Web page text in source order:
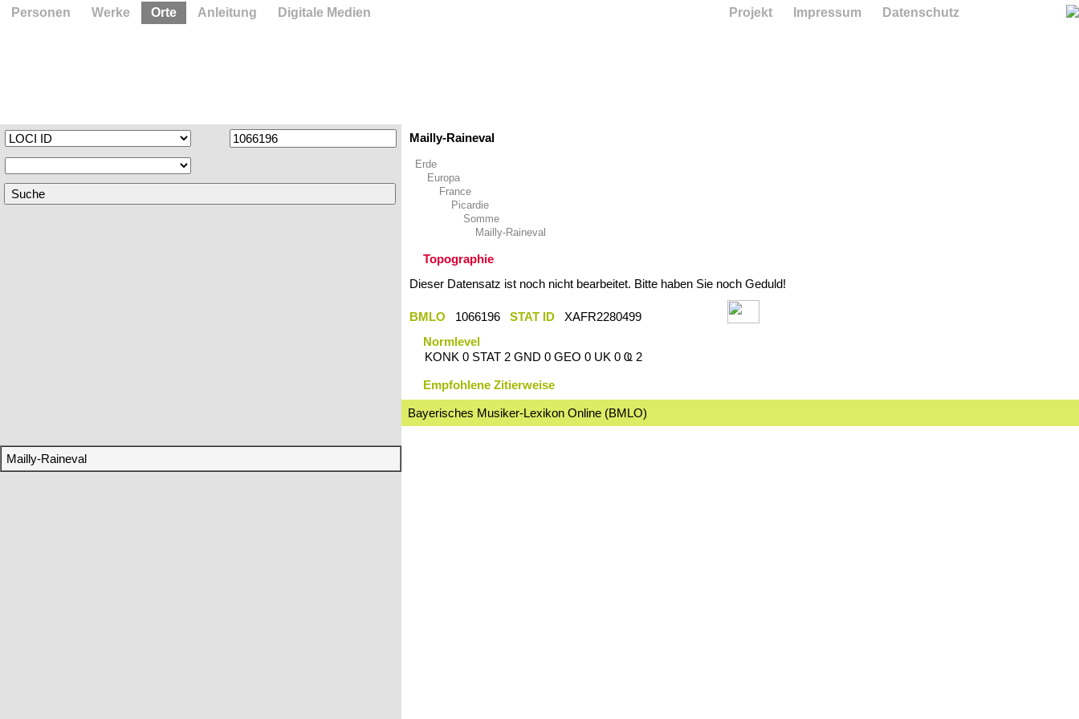
Mailly-Raineval
Mailly-Raineval
Erde
Europa
France
Picardie
Somme
Mailly-Raineval
Topographie
Dieser Datensatz ist noch nicht bearbeitet. Bitte haben Sie noch Geduld!
BMLO 1066196 STAT ID
XAFR2280499
Normlevel
KONK 0 STAT 2 GND 0 GEO 0 UK 0 Ҩ 2
Empfohlene Zitierweise
Bayerisches Musiker-Lexikon Online (BMLO)
Personen Werke Orte Anleitung Digitale Medien Projekt Impressum Datenschutz